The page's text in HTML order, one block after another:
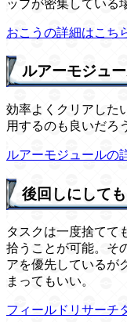
ップが密集している
おこうの詳細はこち
ルアーモジュ
効率よくクリアした
用するのも良いだろ
ルアーモジュールの
後回しにして
タスクは一度捨てて
拾うことが可能。そ
アを優先しているが
まってもいい。
フィールドリサーチ